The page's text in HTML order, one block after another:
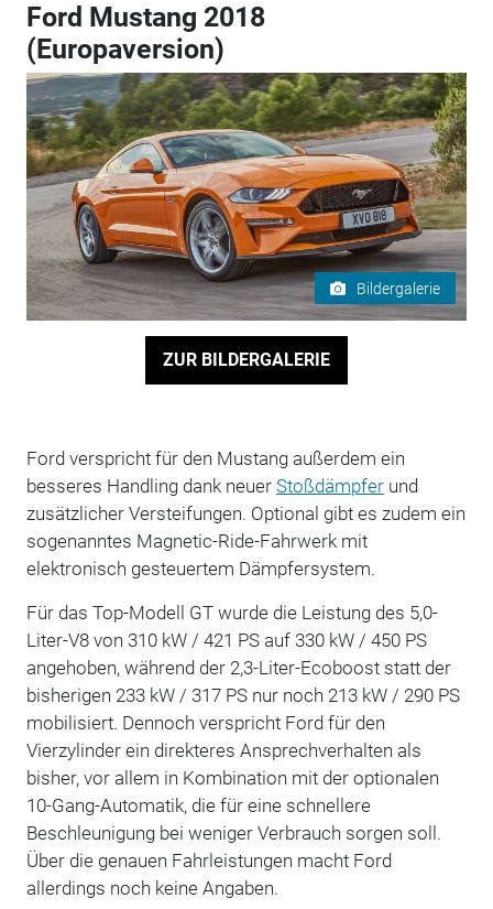
Ford Mustang 2018
(Europaversion)
Bildergalerie
ZUR BILDERGALERIE
Ford verspricht für den Mustang außerdem ein
besseres Handling dank neuer Stoßdämpferund
zusätzlicher Versteifungen. Optional gibt es zudem ein
sogenanntes Magnetic-Ride-Fahrwerk mit
elektronisch gesteuertem Dämpfersystem.
Für das Top-Modell GT wurde die Leistung des 5,0-
Liter-V8 von 310 kW / 421 PS auf 330 kW / 450 PS
angehoben, während der 2,3-Liter-Ecoboost statt der
bisherigen 233 kW / 317 PS nur noch 213 kW / 290 PS
mobilisiert. Dennoch verspricht Ford für den
Vierzylinder ein direkteres Ansprechverhalten als
bisher, vor allem in Kombination mit der optionalen
10-Gang-Automatik, die für eine schnellere
Beschleunigung bei weniger Verbrauch sorgen soll.
Über die genauen Fahrleistungen macht Ford
allerdings noch keine Angaben.